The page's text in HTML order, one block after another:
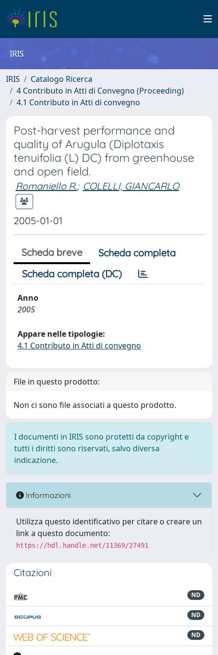
IRIS
IRIS
Catalogo Ricerca
4 Contributo in Atti di Convegno (Proceeding)
4.1 Contributo in Atti di convegno
Post-harvest performance and
quality of Arugula (Diplotaxis
tenuifolia (L) DC) from greenhouse
and open field.
Romaniello R.; COLELLI, GIANCARLO
2005-01-01
Scheda breve
Scheda completa
Scheda completa (DC)
Anno
2005
Appare nelle tipologie:
4.1 Contributo in Atti di convegno
File in questo prodotto:
Non ci sono file associati a questo prodotto.
I documenti in IRIS sono protetti da copyright e
tutti i diritti sono riservati, salvo diversa
indicazione.
Informazioni
Utilizza questo identificativo per citare o creare un
link a questo documento:
https://hdl.handle.net/11369/27491
Citazioni
ND
ND
ND